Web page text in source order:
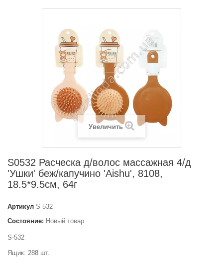
Увеличить
S0532 Расческа д/волос массажная 4/д
'Ушки' беж/капучино 'Aishu', 8108,
18.5*9.5см, 64г
Артикул S-532
Состояние: Новый товар
S-532
Ящик: 288 шт.